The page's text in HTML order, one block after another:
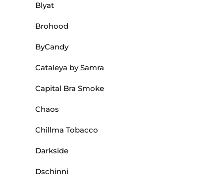
Blyat
Brohood
ByCandy
Cataleya by Samra
Capital Bra Smoke
Chaos
Chillma Tobacco
Darkside
Dschinni